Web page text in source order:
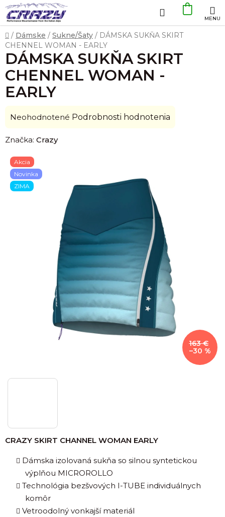
Prejsť
na
obsah
Hľadať
KOŠÍK
Domov
/ Dámske / Sukne/Šaty / DÁMSKA SUKŇA SKIRT
CHENNEL WOMAN - EARLY
CRAZY SKIRT CHANNEL WOMAN EARLY
Dámska izolovaná sukňa so silnou syntetickou
výplňou MICROROLLO
Technológia bezšvových I-TUBE individuálnych
komôr
Vetroodolný vonkajší materiál
DÁMSKA SUKŇA SKIRT
CHENNEL WOMAN -
EARLY
Priemerné
produktu
0,0
z
5
Neohodnotené Podrobnosti hodnotenia
Značka: Crazy
Akcia
Novinka
ZIMA
163 €
–30 %